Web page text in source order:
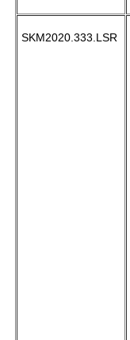
SKM2020.333.LSR